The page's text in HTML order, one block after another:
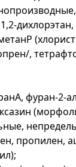
,
фуран-2-
пропилен,